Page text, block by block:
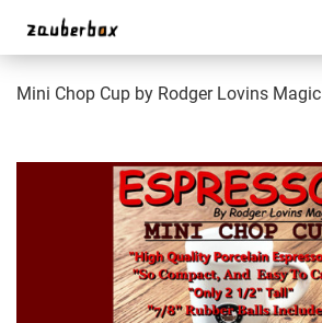
Mini Chop Cup by Rodger Lovins Magic